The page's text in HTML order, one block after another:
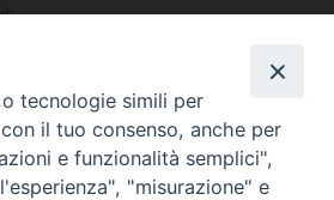
–
sociali
Molfetta (BA)
tecnologie simili per
il tuo consenso, anche per
e funzionalità semplici",
"misurazione" e